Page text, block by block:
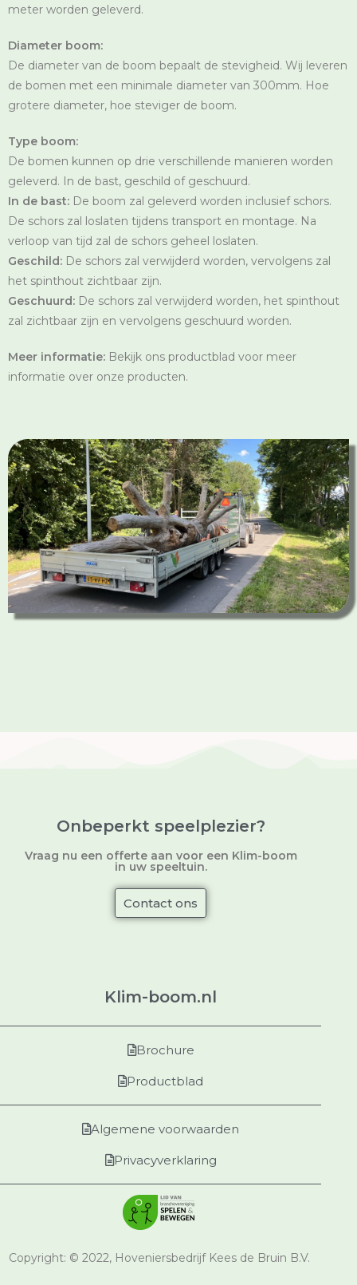
meter worden geleverd.
Diameter boom:
De diameter van de boom bepaalt de stevigheid. Wij leveren
de bomen met een minimale diameter van 300mm. Hoe
grotere diameter, hoe steviger de boom.
Type boom:
De bomen kunnen op drie verschillende manieren worden
geleverd. In de bast, geschild of geschuurd.
In de bast: De boom zal geleverd worden inclusief schors.
De schors zal loslaten tijdens transport en montage. Na
verloop van tijd zal de schors geheel loslaten.
Geschild: De schors zal verwijderd worden, vervolgens zal
het spinthout zichtbaar zijn.
Geschuurd: De schors zal verwijderd worden, het spinthout
zal zichtbaar zijn en vervolgens geschuurd worden.
Meer informatie: Bekijk ons productblad voor meer
informatie over onze producten.
Onbeperkt speelplezier?
Vraag nu een offerte aan voor een Klim-boom
in uw speeltuin.
Contact ons
Klim-boom.nl
Brochure
Productblad
Algemene voorwaarden
Privacyverklaring
Copyright: © 2022, Hoveniersbedrijf Kees de Bruin B.V.